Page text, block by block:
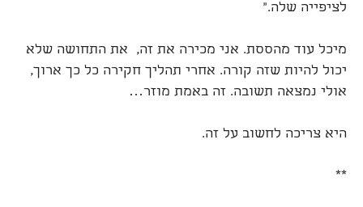
לציפייה שלה."
מיכל עוד מהססת. אני מכירה את זה, את התחושה שלא
יכול להיות שזה קורה. אחרי תהליך חקירה כל כך ארוך,
אולי נמצאה תשובה. זה באמת מוזר…
היא צריכה לחשוב על זה.
**